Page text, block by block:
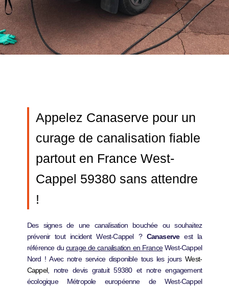
Appelez Canaserve pour un
curage de canalisation fiable
partout en France West-
Cappel 59380 sans attendre
!
Des signes de une canalisation bouchée ou souhaitez
prévenir tout incident West-Cappel ? Canaserveest la
référence du curage de canalisation en FranceWest-Cappel
Nord ! Avec notre service disponible tous les joursWest-
Cappel, notre devis gratuit 59380 et notre engagement
écologique Métropole européenne de West-Cappel